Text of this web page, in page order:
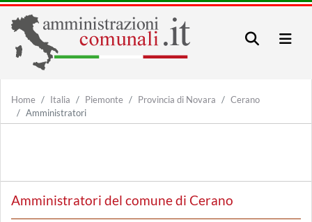
Home Italia Piemonte Provincia di Novara
Cerano
Amministratori
Amministratori del comune di Cerano